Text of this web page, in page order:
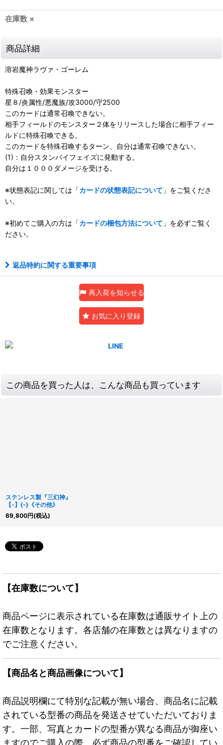
在庫数 ×
商品詳細
溶岩魔神ラヴァ・ゴーレム
特殊召喚・効果モンスター
星８/炎属性/悪魔族/攻3000/守2500
このカードは通常召喚できない。
相手フィールドのモンスター２体をリリースした場合に相手フィー
ルドに特殊召喚できる。
このカードを特殊召喚するターン、自分は通常召喚できない。
(1)：自分スタンバイフェイズに発動する。
自分は１０００ダメージを受ける。
※状態表記に関しては「カードの状態表記について 」をご覧くださ
い。
※初めてご購入の方は「カードの梱包方法について 」を必ずご覧く
ださい。
返品特約に関する重要事項
再入荷を知らせる
お気に入り登録
この商品を買った人は、こんな商品も買っています
ステンレス製『三幻神』
【-】{-}《その他》
69,800円(税込)
【在庫数について】
商品ページに表示されている在庫数は通販サイト上の
在庫数となります。各店舗の在庫数とは異なりますの
でご注意ください。
【商品名と商品画像について】
商品説明欄にて特別な記載が無い場合、商品名に記載
されている型番の商品を発送させていただいておりま
す。一部、写真とカードの型番が異なる商品が御座い
ますのでご購入の際、必ず商品の型番をご確認してい